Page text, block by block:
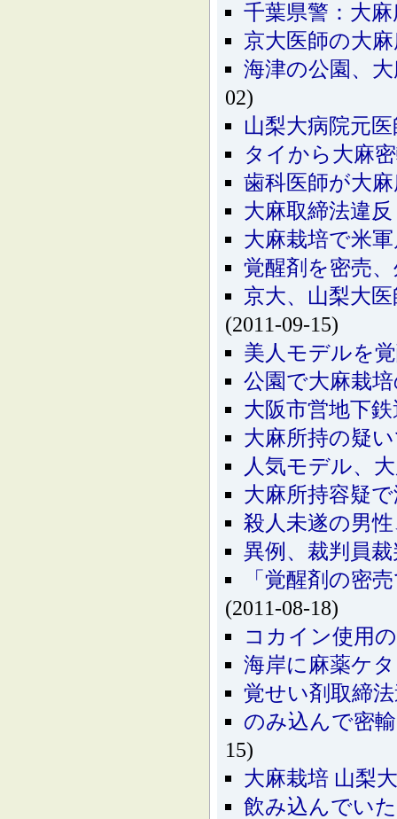
千葉県警：大
京大医師の大
海津の公園、
02)
山梨大病院元
タイから大麻
歯科医師が大
大麻取締法違
大麻栽培で米
覚醒剤を密売
京大、山梨大
(2011-09-15)
美人モデルを
公園で大麻栽
大阪市営地下
大麻所持の疑
人気モデル、
大麻所持容疑
殺人未遂の男
異例、裁判員
「覚醒剤の密
(2011-08-18)
コカイン使用
海岸に麻薬ケ
覚せい剤取締
のみ込んで密
15)
大麻栽培 山梨
飲み込んでい